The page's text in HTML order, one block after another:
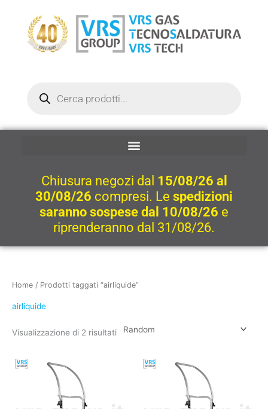
contenuto
Chiusura negozi dal 15/08/26 al
30/08/26 compresi. Le spedizioni
saranno sospese dal 10/08/26 e
riprenderanno dal 31/08/26.
Home / Prodotti taggati “airliquide”
airliquide
Visualizzazione di 2 risultati
prezzo
originale
158,00€.
prezzo
attuale
119,00€.
prezzo
originale
168,00€.
attuale
126,00€.